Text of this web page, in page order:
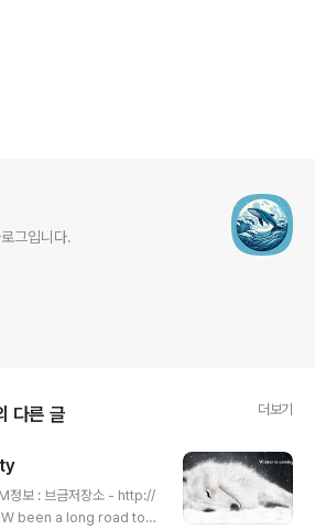
그입니다.
다른 글 더보기
보 : 브금저장소 - http://
been a long road to f